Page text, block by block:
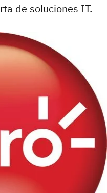
de soluciones IT.